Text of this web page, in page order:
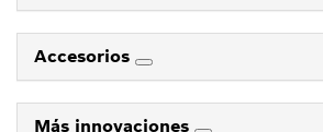
Accesorios
Más innovaciones